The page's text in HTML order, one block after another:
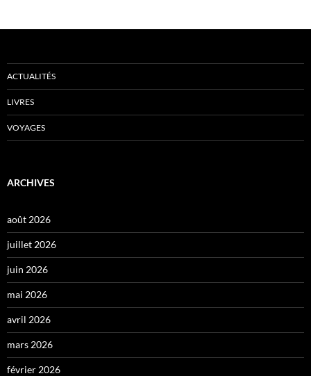
ACTUALITÉS
LIVRES
VOYAGES
ARCHIVES
août 2026
juillet 2026
juin 2026
mai 2026
avril 2026
mars 2026
février 2026